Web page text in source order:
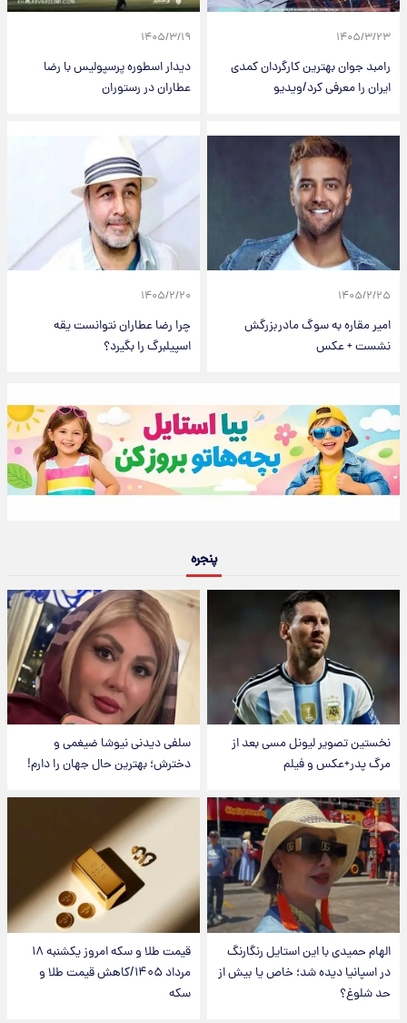
۱۴۰۵/۳/۲۳
رامبد جوان بهترین کارگردان کمدی
ایران را معرفی کرد/ویدیو
۱۴۰۵/۳/۱۹
دیدار اسطوره پرسپولیس با رضا
عطاران در رستوران
۱۴۰۵/۲/۲۵
امیر مقاره به سوگ مادربزرگش
نشست + عکس
۱۴۰۵/۲/۲۰
چرا رضا عطاران نتوانست یقه
اسپیلبرگ را بگیرد؟
پنجره
نخستین تصویر لیونل مسی بعد از
مرگ پدر+عکس و فیلم
سلفی دیدنی نیوشا ضیغمی و
دخترش؛ بهترین حال جهان را دارم!
الهام حمیدی با این استایل رنگارنگ
در اسپانیا دیده شد؛ خاص یا بیش از
حد شلوغ؟
قیمت طلا و سکه امروز یکشنبه ۱۸
مرداد ۱۴۰۵/کاهش قیمت طلا و
سکه